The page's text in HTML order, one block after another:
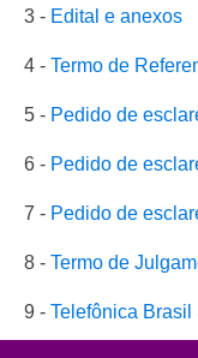
3 - Edital e anexos
4 - Termo de
5 - Pedido de
6 - Pedido de
7 - Pedido de
8 - Termo de
9 - Telefônica Brasil